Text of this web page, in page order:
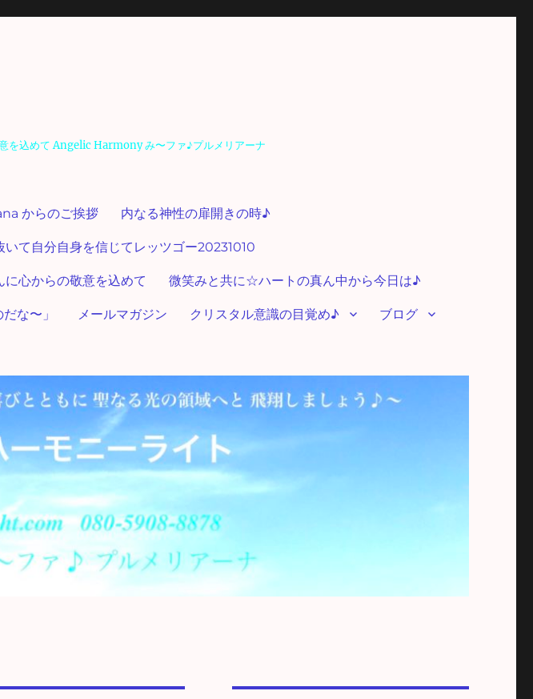
を込めて Angelic Harmony み〜ファ♪プルメリアーナ
からのご挨拶 内なる神性の扉開きの時♪
いて自分自身を信じてレッツゴー20231010
に心からの敬意を込めて 微笑みと共に☆ハートの真ん中から今日は♪
な〜」 メールマガジン クリスタル意識の目覚め♪ ブログ